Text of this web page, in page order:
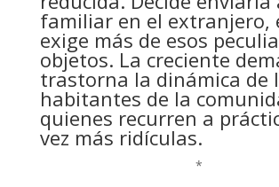
familiar en el extranjero,
exige más de esos
objetos. La creciente
trastorna la dinámica de
habitantes de la
quienes recurren a
vez más ridículas.
*